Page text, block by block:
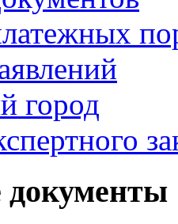
город
документы